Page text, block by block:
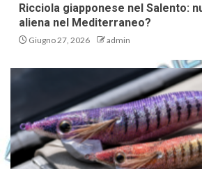
Ricciola giapponese nel Salento:
aliena nel Mediterraneo?
Giugno 27, 2026 admin